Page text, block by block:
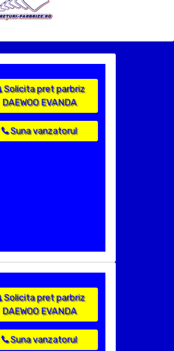
Solicita pret parbriz
DAEWOO EVANDA
Suna vanzatorul
Solicita pret parbriz
DAEWOO EVANDA
Suna vanzatorul